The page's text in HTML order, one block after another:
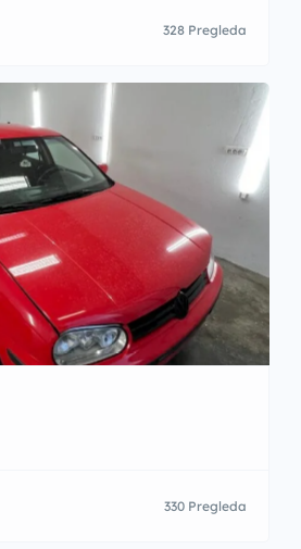
328 Pregleda
330 Pregleda